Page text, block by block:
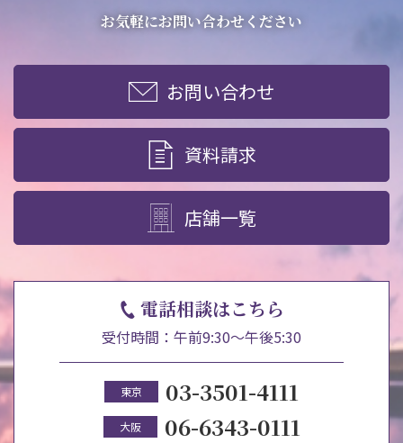
お気軽にお問い合わせください
お問い合わせ
資料請求
店舗一覧
電話相談はこちら
受付時間：午前9:30～午後5:30
東京 03-3501-4111
大阪 06-6343-0111